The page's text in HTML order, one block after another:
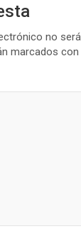
no
marcados con